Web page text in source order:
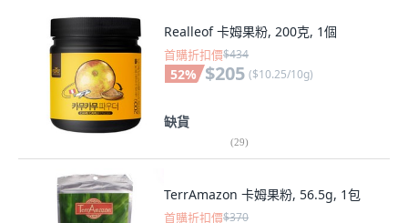
Realleof 卡姆果粉, 200克, 1個
首購折扣價$434
52% $205 ($10.25/10g)
缺貨
(29)
TerrAmazon 卡姆果粉, 56.5g, 1包
首購折扣價$370